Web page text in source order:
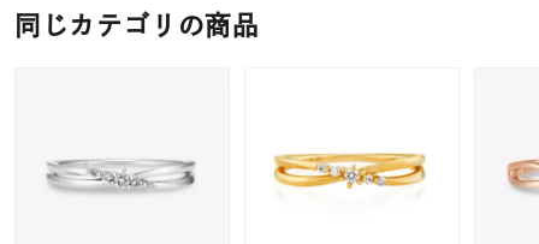
同じカテゴリの商品